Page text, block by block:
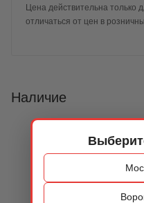
Цена действительна только
отличаться от цен в
Наличие